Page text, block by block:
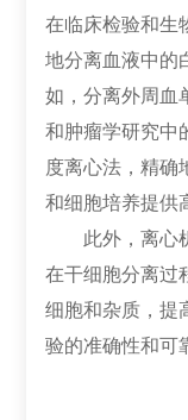
在临床检验和生
地分离血液中的
如，分离外周血
和肿瘤学研究中
度离心法，精确
和细胞培养提供
此外，离心机
在干细胞分离过
细胞和杂质，提
验的准确性和可